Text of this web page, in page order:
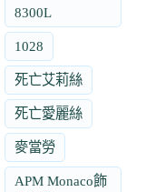
8300L
1028
死亡艾莉絲
死亡愛麗絲
麥當勞
APM Monaco飾